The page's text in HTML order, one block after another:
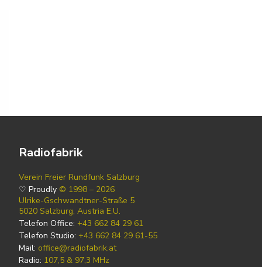
Radiofabrik
Verein Freier Rundfunk Salzburg
♡ Proudly © 1998 – 2026
Ulrike-Gschwandtner-Straße 5
5020 Salzburg, Austria E.U.
Telefon Office: +43 662 84 29 61
Telefon Studio: +43 662 84 29 61-55
Mail: office@radiofabrik.at
Radio: 107,5 & 97,3 MHz